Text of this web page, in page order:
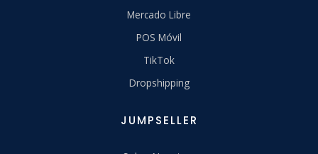
Mercado Libre
POS Móvil
TikTok
Dropshipping
JUMPSELLER